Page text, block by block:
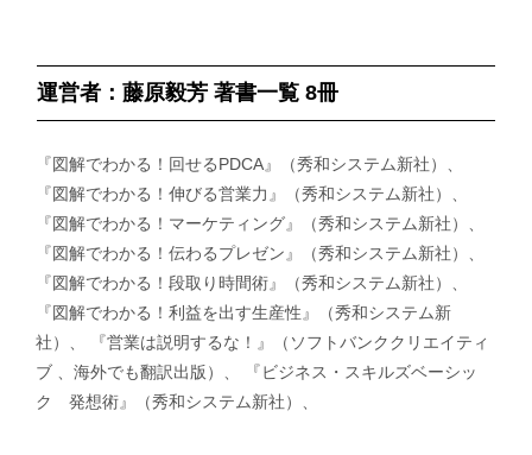
運営者：藤原毅芳 著書一覧 8冊
『図解でわかる！回せるPDCA』（秀和システム新社）、
『図解でわかる！伸びる営業力』（秀和システム新社）、
『図解でわかる！マーケティング』（秀和システム新社）、
『図解でわかる！伝わるプレゼン』（秀和システム新社）、
『図解でわかる！段取り時間術』（秀和システム新社）、
『図解でわかる！利益を出す生産性』（秀和システム新
社）、 『営業は説明するな！』（ソフトバンククリエイティ
ブ 、海外でも翻訳出版）、 『ビジネス・スキルズベーシッ
ク 発想術』（秀和システム新社）、